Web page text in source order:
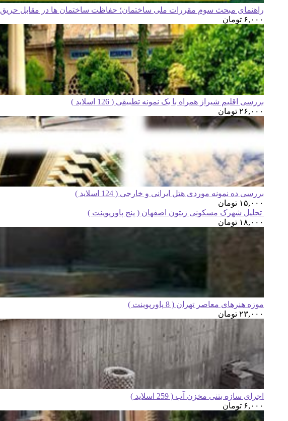
راهنمای مبحث سوم مقررات ملی ساختمان؛ حفاظت ساختمان ها در مقابل حریق
۶,۰۰۰ تومان
بررسی اقلیم شیراز همراه با یک نمونه تطبیقی ( 126 اسلاید )
۲۶,۰۰۰ تومان
بررسی ده نمونه موردی هتل ایرانی و خارجی ( 124 اسلاید )
۱۵,۰۰۰ تومان
تحلیل شهرک مسکونی زیتون اصفهان ( پنج پاورپوینت )
۱۸,۰۰۰ تومان
موزه هنرهای معاصر تهران ( 8 پاورپوینت )
۲۳,۰۰۰ تومان
اجرای سازه بتنی مخزن آب ( 259 اسلاید )
۶,۰۰۰ تومان